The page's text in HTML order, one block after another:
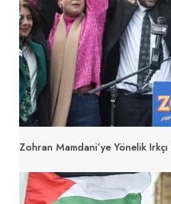
Zohran Mamdani’ye Yönelik